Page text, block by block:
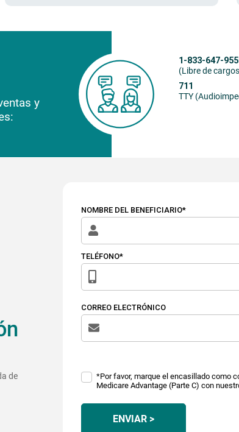
y
1-833-647-
(Libre de
711
TTY
de
NOMBRE DEL BENEFICIARIO*
TELÉFONO*
CORREO ELECTRÓNICO
*Por favor, marque el encasillado como
Medicare Advantage (Parte C) con
ENVIAR >